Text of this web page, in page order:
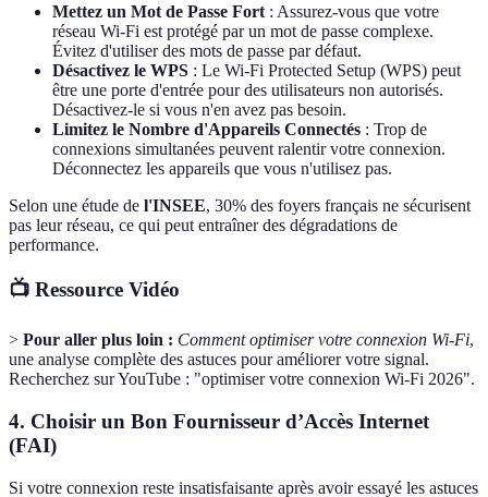
Mettez un Mot de Passe Fort : Assurez-vous que votre
réseau Wi-Fi est protégé par un mot de passe complexe.
Évitez d'utiliser des mots de passe par défaut.
Désactivez le WPS : Le Wi-Fi Protected Setup (WPS) peut
être une porte d'entrée pour des utilisateurs non autorisés.
Désactivez-le si vous n'en avez pas besoin.
Limitez le Nombre d'Appareils Connectés : Trop de
connexions simultanées peuvent ralentir votre connexion.
Déconnectez les appareils que vous n'utilisez pas.
Selon une étude de l'INSEE, 30% des foyers français ne sécurisent
pas leur réseau, ce qui peut entraîner des dégradations de
performance.
📺 Ressource Vidéo
> Pour aller plus loin : Comment optimiser votre connexion Wi-Fi,
une analyse complète des astuces pour améliorer votre signal.
Recherchez sur YouTube : "optimiser votre connexion Wi-Fi 2026".
4. Choisir un Bon Fournisseur d’Accès Internet
(FAI)
Si votre connexion reste insatisfaisante après avoir essayé les astuces